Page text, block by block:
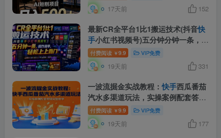
17天前 152
最新CR全平台1比1搬运技术(抖音快
手小红书视频号)五分钟分钟一条，操
作简单，轻松上热门(教程+软件+参
数)
付费阅读 ￥9.9 VIP免费
19天前 331
一波流掘金实战教程：快手西瓜番茄
汽水多渠道玩法，实操案例配套答疑
完整教学
付费阅读 ￥9.9 VIP免费
19天前 177